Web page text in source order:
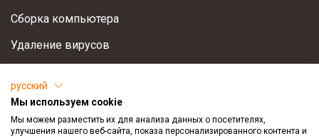
Сборка компьютера
Удаление вирусов
Восстановление информации
Оптимизация компьютера
русский
Мы используем cookie
Мы можем разместить их для анализа данных о посетителях,
улучшения нашего веб-сайта, показа персонализированного контента и